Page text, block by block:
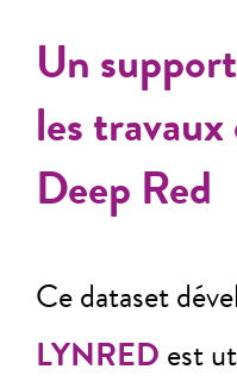
Un
les
Deep Red
Ce dataset
LYNRED est